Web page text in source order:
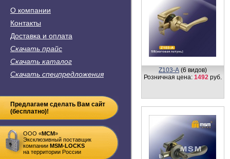
О компании
Контакты
Доставка и оплата
Скачать прайс
Скачать каталог
Скачать спецпредложения
Предлагаем сделать Вам сайт
(бесплатно)!
ООО «MСM»
Эксклюзивный поставщик
компании MSM-LOCKS
на территории России
Z103-А (6 видов)
Розничная цена: 1492 руб.